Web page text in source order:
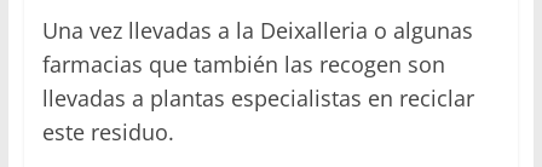
Una vez llevadas a la Deixalleria o algunas
farmacias que también las recogen son
llevadas a plantas especialistas en reciclar
este residuo.